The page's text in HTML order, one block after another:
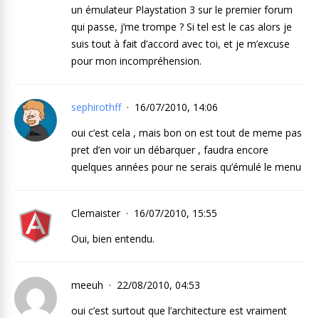
un émulateur Playstation 3 sur le premier forum
qui passe, j’me trompe ? Si tel est le cas alors je
suis tout à fait d’accord avec toi, et je m’excuse
pour mon incompréhension.
sephirothff
16/07/2010, 14:06
oui c’est cela , mais bon on est tout de meme pas
pret d’en voir un débarquer , faudra encore
quelques années pour ne serais qu’émulé le menu
Clemaister
16/07/2010, 15:55
Oui, bien entendu.
meeuh
22/08/2010, 04:53
oui c’est surtout que l’architecture est vraiment